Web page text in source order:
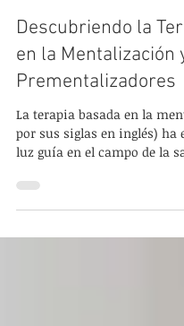
Descubriendo la
en la Mentalización
Prementalizadores
La terapia basada en la
por sus siglas en inglés) ha
luz guía en el campo de la